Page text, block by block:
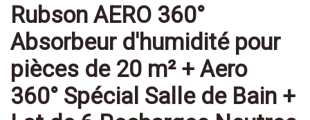
Rubson AERO 360°
Absorbeur d'humidité pour
pièces de 20 m² + Aero
360° Spécial Salle de Bain +